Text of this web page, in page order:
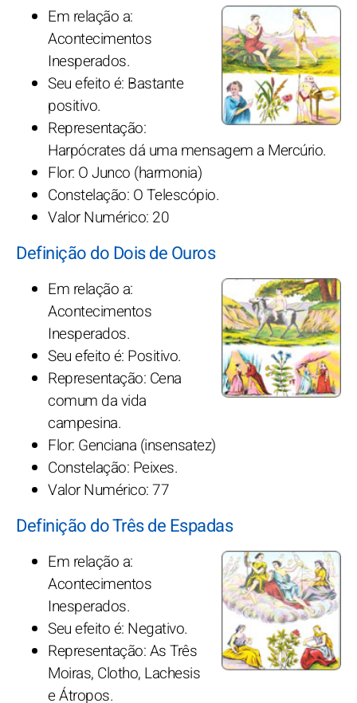
Em relação a:
Acontecimentos
Inesperados.
Seu efeito é: Bastante
positivo.
Representação:
Harpócrates dá uma mensagem a Mercúrio.
Flor: O Junco (harmonia)
Constelação: O Telescópio.
Valor Numérico: 20
Definição do Dois de Ouros
Em relação a:
Acontecimentos
Inesperados.
Seu efeito é: Positivo.
Representação: Cena
comum da vida
campesina.
Flor: Genciana (insensatez)
Constelação: Peixes.
Valor Numérico: 77
Definição do Três de Espadas
Em relação a:
Acontecimentos
Inesperados.
Seu efeito é: Negativo.
Representação: As Três
Moiras, Clotho, Lachesis
e Átropos.